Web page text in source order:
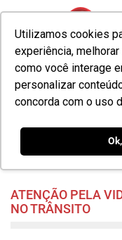
Utilizamos cookies
experiência,
como você interage
personalizar
concorda com o uso
POSTS TAGGED
ATENÇÃO PELA
NO TRÂNSITO